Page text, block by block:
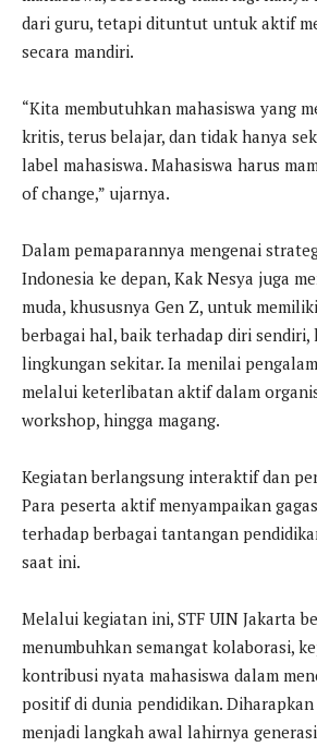
dari guru, tetapi dituntut untuk aktif
secara mandiri.
“Kita membutuhkan mahasiswa yang
kritis, terus belajar, dan tidak hanya
label mahasiswa. Mahasiswa harus
of change,” ujarnya.
Dalam pemaparannya mengenai
Indonesia ke depan, Kak Nesya juga
muda, khususnya Gen Z, untuk
berbagai hal, baik terhadap diri sendiri,
lingkungan sekitar. Ia menilai
melalui keterlibatan aktif dalam
workshop, hingga magang.
Kegiatan berlangsung interaktif dan
Para peserta aktif menyampaikan
terhadap berbagai tantangan
saat ini.
Melalui kegiatan ini, STF UIN Jakarta
menumbuhkan semangat kolaborasi,
kontribusi nyata mahasiswa dalam
positif di dunia pendidikan.
menjadi langkah awal lahirnya